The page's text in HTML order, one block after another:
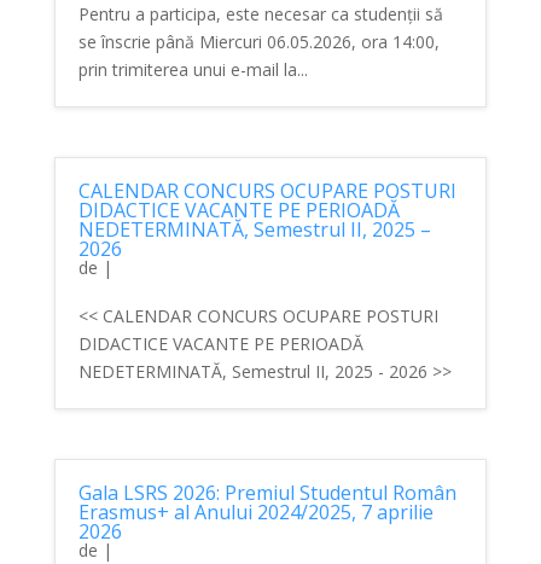
Pentru a participa, este necesar ca studenții să
se înscrie până Miercuri 06.05.2026, ora 14:00,
prin trimiterea unui e-mail la...
CALENDAR CONCURS OCUPARE POSTURI
DIDACTICE VACANTE PE PERIOADĂ
NEDETERMINATĂ, Semestrul II, 2025 –
2026
de |
<< CALENDAR CONCURS OCUPARE POSTURI
DIDACTICE VACANTE PE PERIOADĂ
NEDETERMINATĂ, Semestrul II, 2025 - 2026 >>
Gala LSRS 2026: Premiul Studentul Român
Erasmus+ al Anului 2024/2025, 7 aprilie
2026
de |